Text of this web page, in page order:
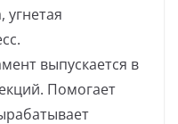
угнетая
выпускается в
Помогает